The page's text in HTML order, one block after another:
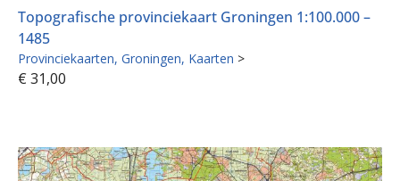
Topografische provinciekaart Groningen 1:100.000 –
1485
Provinciekaarten Groningen Kaarten >
€ 31,00